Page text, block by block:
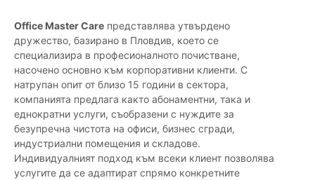
Office Master Care представлява утвърдено
дружество, базирано в Пловдив, което се
специализира в професионалното почистване,
насочено основно към корпоративни клиенти. С
натрупан опит от близо 15 години в сектора,
компанията предлага както абонаментни, така и
еднократни услуги, съобразени с нуждите за
безупречна чистота на офиси, бизнес сгради,
индустриални помещения и складове.
Индивидуалният подход към всеки клиент позволява
услугите да се адаптират спрямо конкретните